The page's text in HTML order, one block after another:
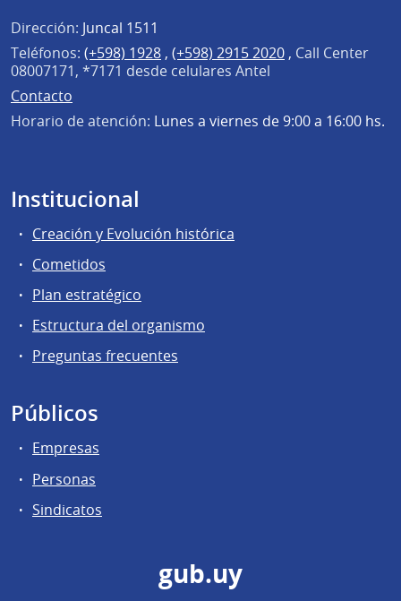
Dirección: Juncal 1511
Teléfonos: (+598) 1928 , (+598) 2915 2020 , Call Center
08007171, *7171 desde celulares Antel
Contacto
Horario de atención: Lunes a viernes de 9:00 a 16:00 hs.
Institucional
Creación y Evolución histórica
Cometidos
Plan estratégico
Estructura del organismo
Preguntas frecuentes
Públicos
Empresas
Personas
Sindicatos
gub.uy